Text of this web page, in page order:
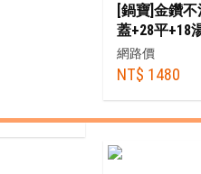
[鍋寶]金鑽
蓋+28平+18
網路價
NT$ 1480